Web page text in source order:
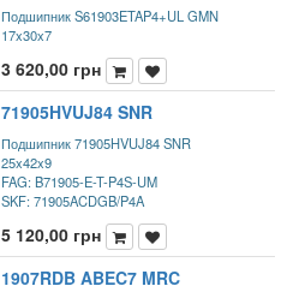
Подшипник S61903ETAP4+UL GMN
17x30x7
3 620,00 грн
71905HVUJ84 SNR
Подшипник 71905HVUJ84 SNR
25x42x9
FAG: B71905-E-T-P4S-UM
SKF: 71905ACDGB/P4A
5 120,00 грн
1907RDB ABEC7 MRC